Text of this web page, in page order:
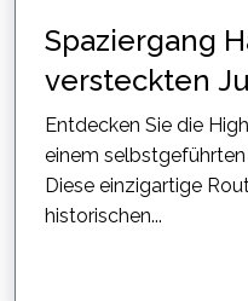
Spaziergang
versteckten
Entdecken Sie die
einem
Diese einzigartige
historischen...